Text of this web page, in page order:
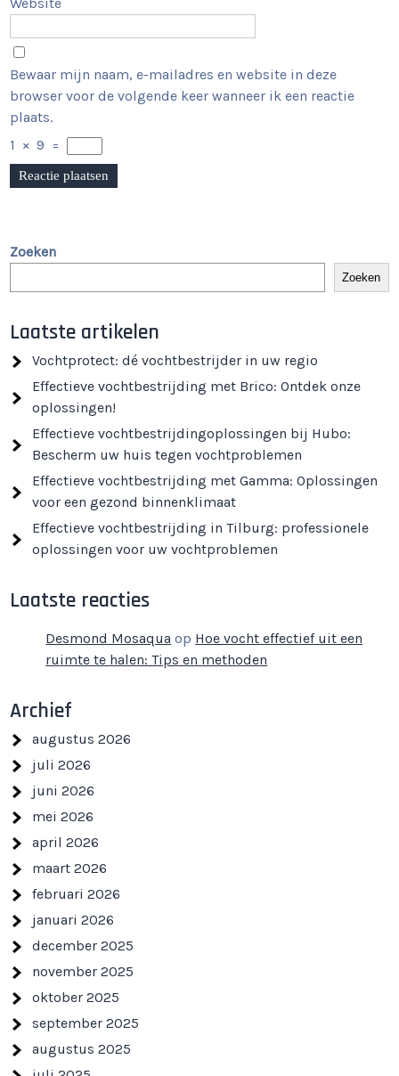
Bewaar mijn naam, e-mailadres en website in deze
browser voor de volgende keer wanneer ik een reactie
plaats.
1 × 9 =
Zoeken
Zoeken
Laatste artikelen
Vochtprotect: dé vochtbestrijder in uw regio
Effectieve vochtbestrijding met Brico: Ontdek onze
oplossingen!
Effectieve vochtbestrijdingoplossingen bij Hubo:
Bescherm uw huis tegen vochtproblemen
Effectieve vochtbestrijding met Gamma: Oplossingen
voor een gezond binnenklimaat
Effectieve vochtbestrijding in Tilburg: professionele
oplossingen voor uw vochtproblemen
Laatste reacties
Desmond Mosaqua op Hoe vocht effectief uit een
ruimte te halen: Tips en methoden
Archief
augustus 2026
juli 2026
juni 2026
mei 2026
april 2026
maart 2026
februari 2026
januari 2026
december 2025
november 2025
oktober 2025
september 2025
augustus 2025